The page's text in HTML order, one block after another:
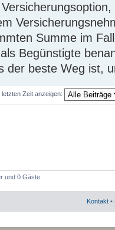
Summe im
Begünstigte
der beste Weg ist,
letzten Zeit anzeigen:
und 0 Gäste
Kontakt •